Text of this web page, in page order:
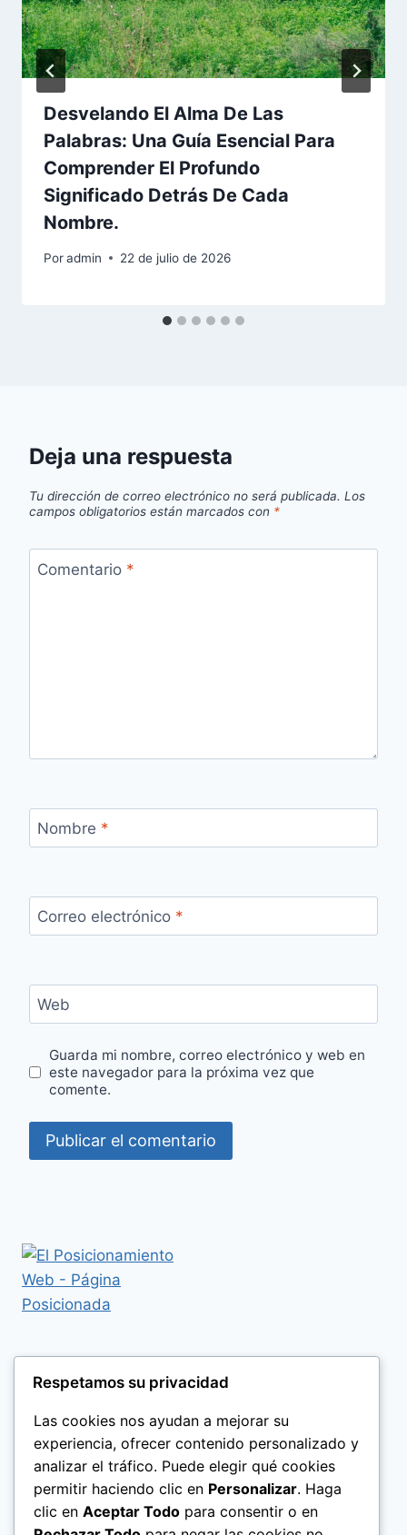
Desvelando El Alma De Las
Palabras: Una Guía Esencial Para
Comprender El Profundo
Significado Detrás De Cada
Nombre.
Poradmin 22 de julio de 2026
Deja una respuesta
Tu dirección de correo electrónico no será publicada. Los
campos obligatorios están marcados con *
Comentario *
Nombre *
Correo electrónico *
Web
Guarda mi nombre, correo electrónico y web en
este navegador para la próxima vez que
comente.
Respetamos su privacidad
Las cookies nos ayudan a mejorar su
experiencia, ofrecer contenido personalizado y
analizar el tráfico. Puede elegir qué cookies
permitir haciendo clic en Personalizar. Haga
clic en Aceptar Todo para consentir o en